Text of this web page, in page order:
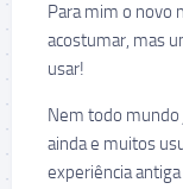
Para mim o novo
acostumar, mas
usar!
Nem todo mundo
ainda e muitos
experiência